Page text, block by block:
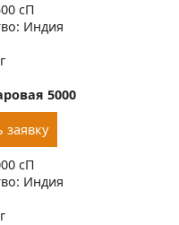
сП
Индия
5000
заявку
сП
Индия